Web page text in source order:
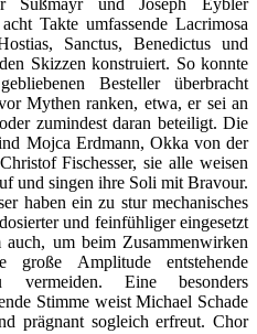
Süßmayr und Joseph Eybler
Takte umfassende Lacrimosa
Sanctus, Benedictus und
Skizzen konstruiert. So konnte
Besteller überbracht
Mythen ranken, etwa, er sei an
zumindest daran beteiligt. Die
Mojca Erdmann, Okka von der
Fischesser, sie alle weisen
und singen ihre Soli mit Bravour.
haben ein zu stur mechanisches
und feinfühliger eingesetzt
um beim Zusammenwirken
Amplitude entstehende
vermeiden. Eine besonders
Stimme weist Michael Schade
prägnant sogleich erfreut. Chor